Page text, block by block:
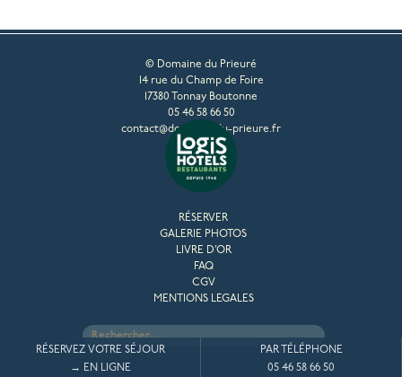
RÉSERVEZ VOTRE SÉJOUR
→ EN LIGNE
PAR TÉLÉPHONE
05 46 58 66 50
© Domaine du Prieuré
14 rue du Champ de Foire
17380 Tonnay Boutonne
05 46 58 66 50
contact@domaine-du-prieure.fr
RÉSERVER
GALERIE PHOTOS
LIVRE D’OR
FAQ
CGV
MENTIONS LEGALES
Rechercher :